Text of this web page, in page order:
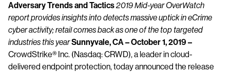
Adversary Trends and Tactics2019 Mid-year OverWatch
report provides insights into detects massive uptick in eCrime
cyber activity; retail comes back as one of the top targeted
industries this yearSunnyvale, CA–October 1, 2019 –
CrowdStrike® Inc. (Nasdaq: CRWD), a leader in cloud-
delivered endpoint protection, today announced the release